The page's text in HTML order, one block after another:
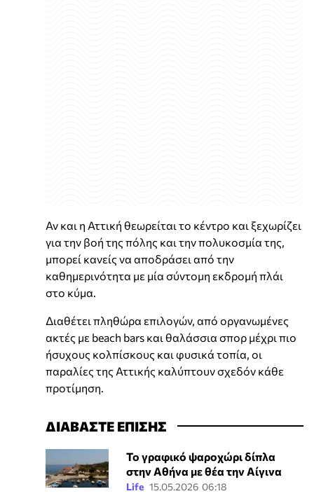
Αν και η Αττική θεωρείται το κέντρο και ξεχωρίζει
για την βοή της πόλης και την πολυκοσμία της,
μπορεί κανείς να αποδράσει από την
καθημερινότητα με μία σύντομη εκδρομή πλάι
στο κύμα.
Διαθέτει πληθώρα επιλογών, από οργανωμένες
ακτές με beach bars και θαλάσσια σπορ μέχρι πιο
ήσυχους κολπίσκους και φυσικά τοπία, οι
παραλίες της Αττικής καλύπτουν σχεδόν κάθε
προτίμηση.
ΔΙΑΒΑΣΤΕ ΕΠΙΣΗΣ
Το γραφικό ψαροχώρι δίπλα
στην Αθήνα με θέα την Αίγινα
Life 15.05.2026 06:18